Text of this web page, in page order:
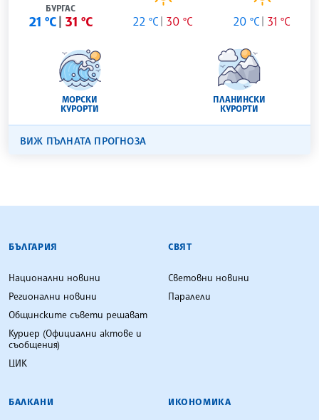
БУРГАС
21 °C 31 °C 22 °C 30 °C 20 °C 31 °C
МОРСКИ
КУРОРТИ
ПЛАНИНСКИ
КУРОРТИ
ВИЖ ПЪЛНАТА ПРОГНОЗА
БЪЛГАРСКА ТЕЛЕГРАФНА АГЕНЦИЯ
БЪЛГАРИЯ
Национални новини
Регионални новини
Общинските съвети решават
Куриер (Официални актове и
съобщения)
ЦИК
СВЯТ
Световни новини
Паралели
БАЛКАНИ ИКОНОМИКА